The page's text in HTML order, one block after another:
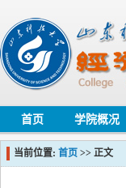
首页 学院概况
当前位置: 首页 >> 正文